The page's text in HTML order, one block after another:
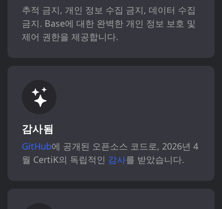
추적 금지, 개인 정보 수집 금지, 데이터 수집
금지. Base에 대한 완벽한 개인 정보 보호 및
제어 권한을 제공합니다.
감사됨
GitHub에 공개된 오픈소스 코드로, 2026년 4
월 CertiK의 독립적인 감사를 받았습니다.